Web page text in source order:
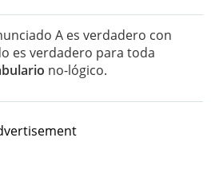
A es verdadero con
es verdadero para toda
no-lógico.